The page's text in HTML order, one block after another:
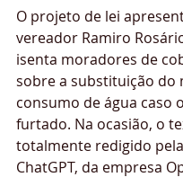
O projeto de lei
vereador Ramiro
isenta moradores de
sobre a substituição do
consumo de água caso
furtado. Na ocasião, o
totalmente redigido
ChatGPT, da empresa